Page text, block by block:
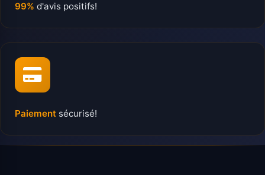
99% d'avis positifs!
Paiement sécurisé!